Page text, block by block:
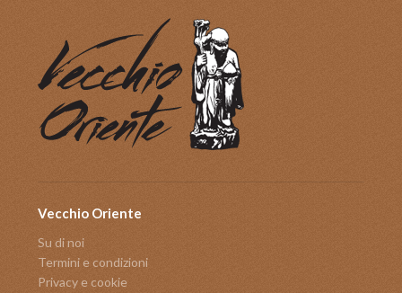
Vecchio Oriente
Su di noi
Termini e condizioni
Privacy e cookie